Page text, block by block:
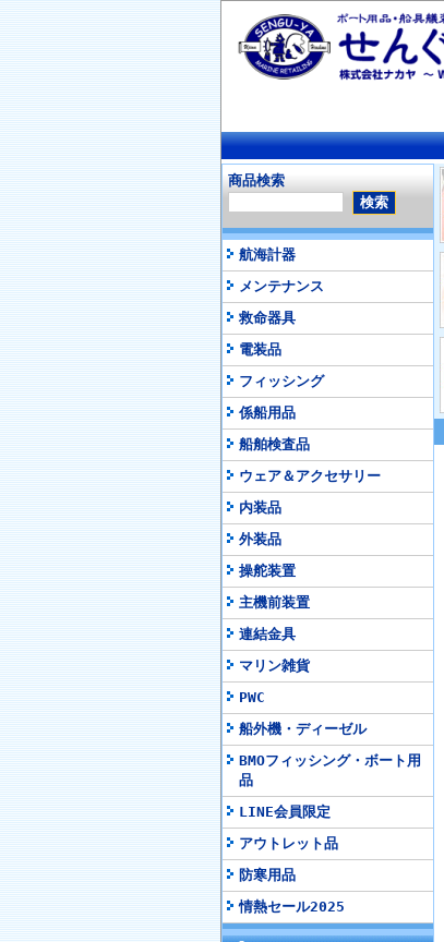
商品検索
航海計器
メンテナンス
救命器具
電装品
フィッシング
係船用品
船舶検査品
ウェア＆アクセサリー
内装品
外装品
操舵装置
主機前装置
連結金具
マリン雑貨
PWC
船外機・ディーゼル
BMOフィッシング・ボート用
品
LINE会員限定
アウトレット品
防寒用品
情熱セール2025